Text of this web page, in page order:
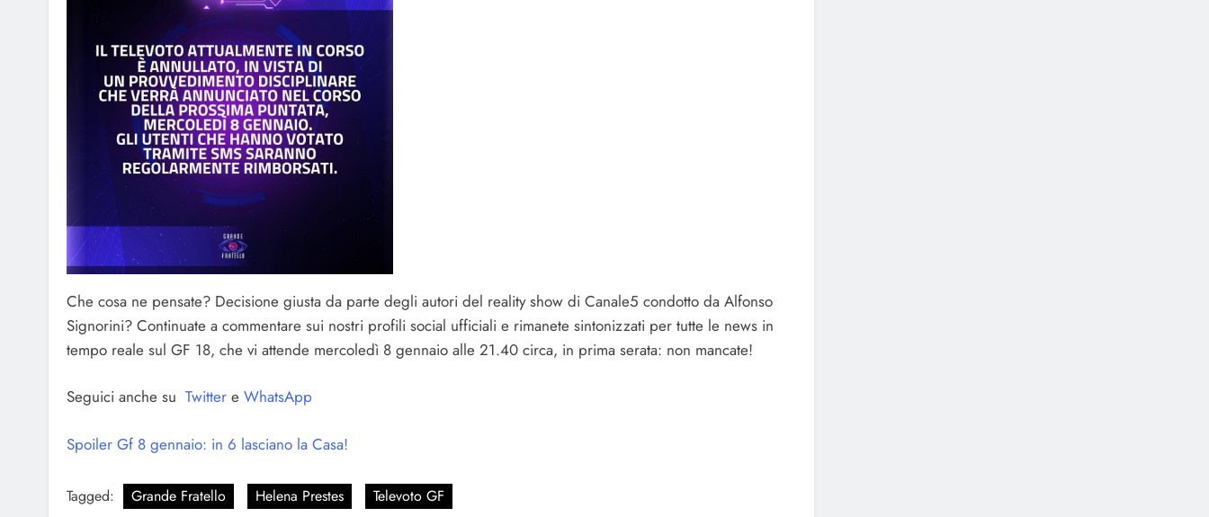
Che cosa ne pensate? Decisione giusta da parte degli autori del reality show di Canale5 condotto da Alfonso
Signorini? Continuate a commentare sui nostri profili social ufficiali e rimanete sintonizzati per tutte le news in
tempo reale sul GF 18, che vi attende mercoledì 8 gennaio alle 21.40 circa, in prima serata: non mancate!
Seguici anche su Twitter e WhatsApp
Spoiler Gf 8 gennaio: in 6 lasciano la Casa!
Tagged: Grande Fratello Helena Prestes Televoto GF